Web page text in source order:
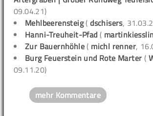
09.04.21)
Mehlbeerensteig(dschisers,
Hanni-Treuheit-Pfad (
Zur Bauernhöhle ( michl renner,
Burg Feuerstein und Rote Marter (
09.11.20)
mehr Kommentare